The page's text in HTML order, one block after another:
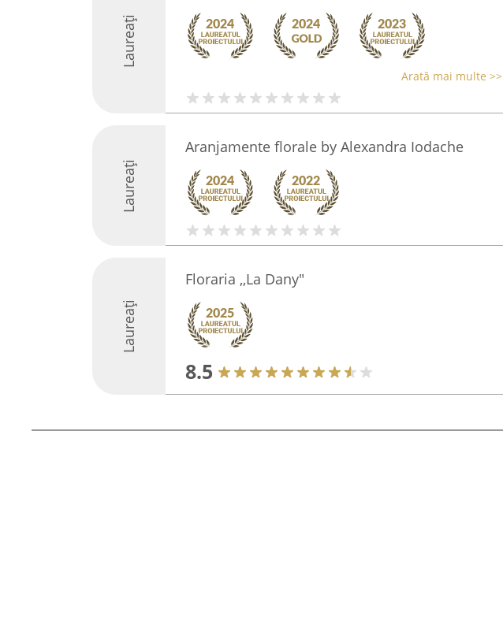
Laureați
Arată mai multe >>
Laureați
Aranjamente florale by Alexandra Iodache
Laureați
Floraria ,,La Dany"
8.5